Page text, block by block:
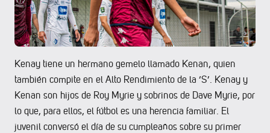
Kenay tiene un hermano gemelo llamado Kenan, quien
también compite en el Alto Rendimiento de la ‘S’. Kenay y
Kenan son hijos de Roy Myrie y sobrinos de Dave Myrie, por
lo que, para ellos, el fútbol es una herencia familiar. El
juvenil conversó el día de su cumpleaños sobre su primer